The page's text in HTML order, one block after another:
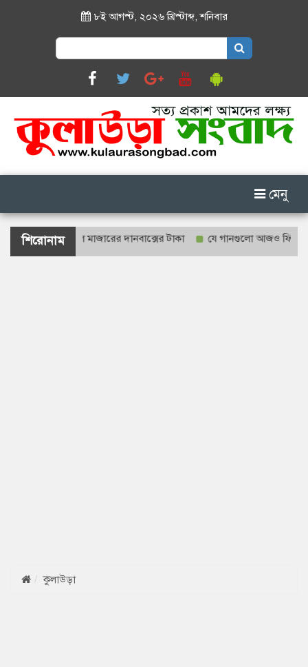
৮ই আগস্ট, ২০২৬ খ্রিস্টাব্দ,শনিবার
Search
for:
মেনু
শিরোনাম
শাহজালাল মাজারের দানবাক্সের টাকা যে গানগুলো আজও ফিরিয়ে নেয়
কুলাউড়া